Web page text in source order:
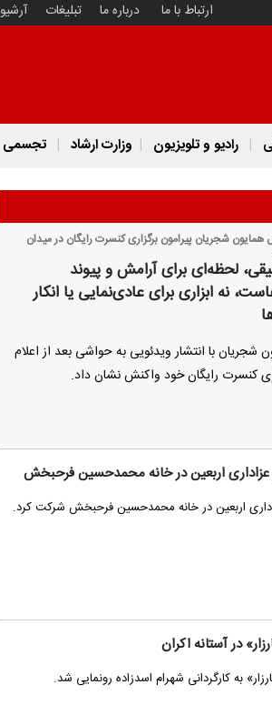
ارتباط با ما درباره ما تبلیغات آرشیو
رادیو و تلویزیون وزارت ارشاد تجسمی
شجریان پیرامون برگزاری کنسرت رایگان در میدان
لحظه‌ای برای آرامش و پیوند
نه ابزاری برای عادی‌نمایی یا انکار
شجریان با انتشار ویدئویی به حواشی بعد از اعلام
کنسرت رایگان خود واکنش نشان داد.
اربعین در خانه محمدحسین فرحبخش
اربعین در خانه محمدحسین فرحبخش شرکت کرد.
در آستانه اکران
به کارگردانی شهرام اسدزاده رونمایی شد.